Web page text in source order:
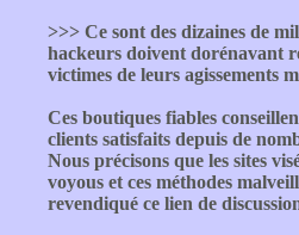
>>> Ce sont des dizaines de
hackeurs doivent dorénavant
victimes de leurs agissements
Ces boutiques fiables
clients satisfaits depuis de
Nous précisons que les sites
voyous et ces méthodes
revendiqué ce lien de